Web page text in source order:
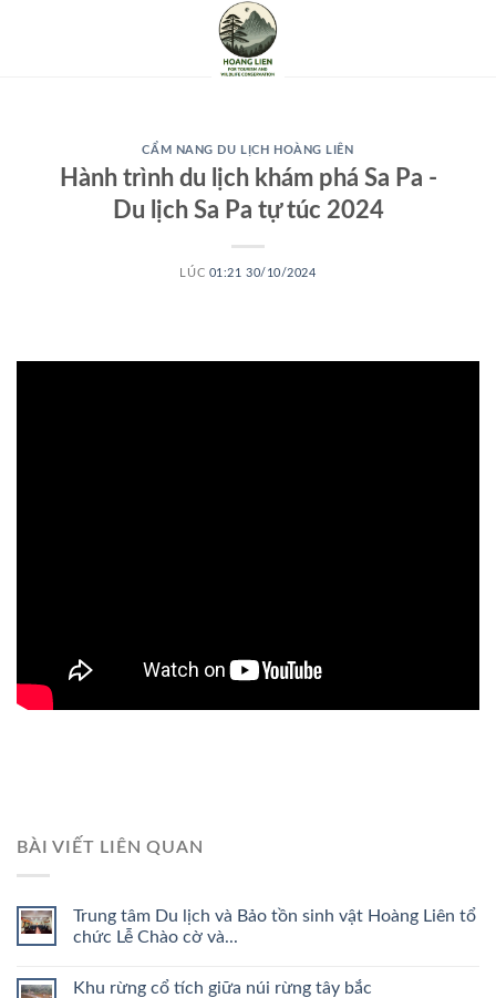
CẨM NANG DU LỊCH HOÀNG LIÊN
Hành trình du lịch khám phá Sa Pa -
Du lịch Sa Pa tự túc 2024
LÚC 01:21 30/10/2024
BÀI VIẾT LIÊN QUAN
Trung tâm Du lịch và Bảo tồn sinh vật Hoàng Liên tổ
chức Lễ Chào cờ và...
Khu rừng cổ tích giữa núi rừng tây bắc